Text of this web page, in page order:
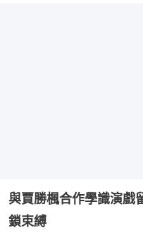
與賈勝楓合作學識演戲
鎖束縛